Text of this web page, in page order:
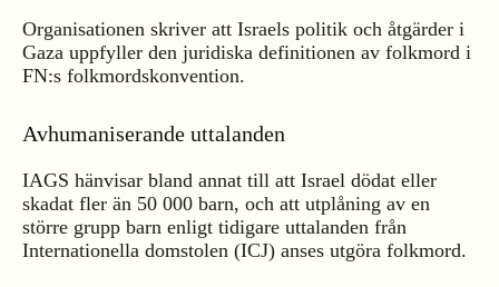
Organisationen skriver att Israels politik och åtgärder i
Gaza uppfyller den juridiska definitionen av folkmord i
FN:s folkmordskonvention.
Avhumaniserande uttalanden
IAGS hänvisar bland annat till att Israel dödat eller
skadat fler än 50 000 barn, och att utplåning av en
större grupp barn enligt tidigare uttalanden från
Internationella domstolen (ICJ) anses utgöra folkmord.